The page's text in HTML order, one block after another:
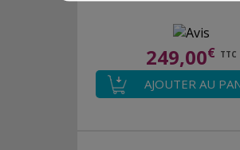
249,00€ TTC
AJOUTER AU